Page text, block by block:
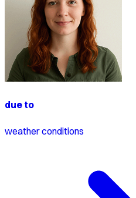
due to
weather conditions